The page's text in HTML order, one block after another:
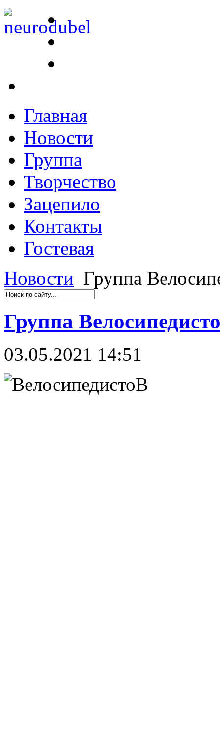
Главная
Новости
Группа
Творчество
Зацепило
Контакты
Гостевая
Новости Группа
Группа
03.05.2021 14:51